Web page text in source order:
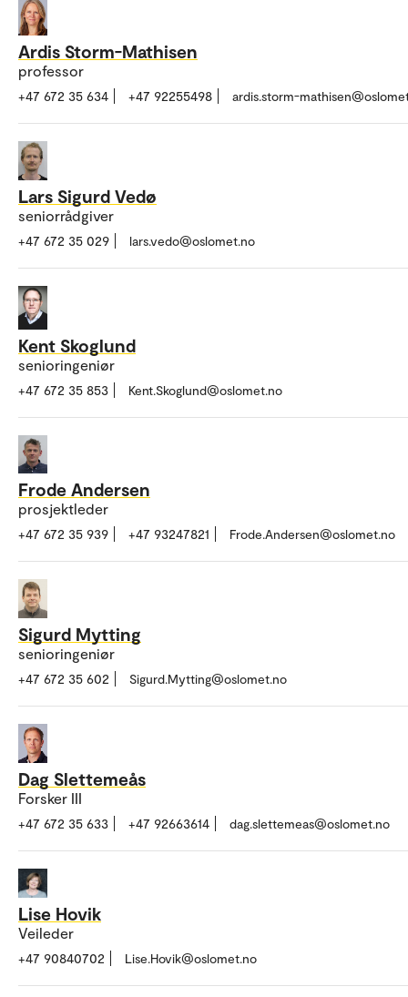
Ardis Storm-Mathisen
professor
+47 672 35 634 +47 92255498 ardis.storm-
Lars Sigurd Vedø
seniorrådgiver
+47 672 35 029 lars.vedo@oslomet.no
Kent Skoglund
senioringeniør
+47 672 35 853 Kent.Skoglund@oslomet.no
Frode Andersen
prosjektleder
+47 672 35 939 +47 93247821 Frode.Andersen@oslomet.no
Sigurd Mytting
senioringeniør
+47 672 35 602 Sigurd.Mytting@oslomet.no
Dag Slettemeås
Forsker III
+47 672 35 633 +47 92663614 dag.slettemeas@oslomet.no
Lise Hovik
Veileder
+47 90840702 Lise.Hovik@oslomet.no